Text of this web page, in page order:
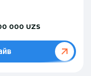
000 UZS